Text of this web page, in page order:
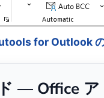
for Outlook
— Office